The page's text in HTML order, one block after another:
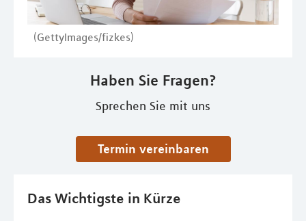
(GettyImages/fizkes)
Haben Sie Fragen?
Sprechen Sie mit uns
Termin vereinbaren
Das Wichtigste in Kürze